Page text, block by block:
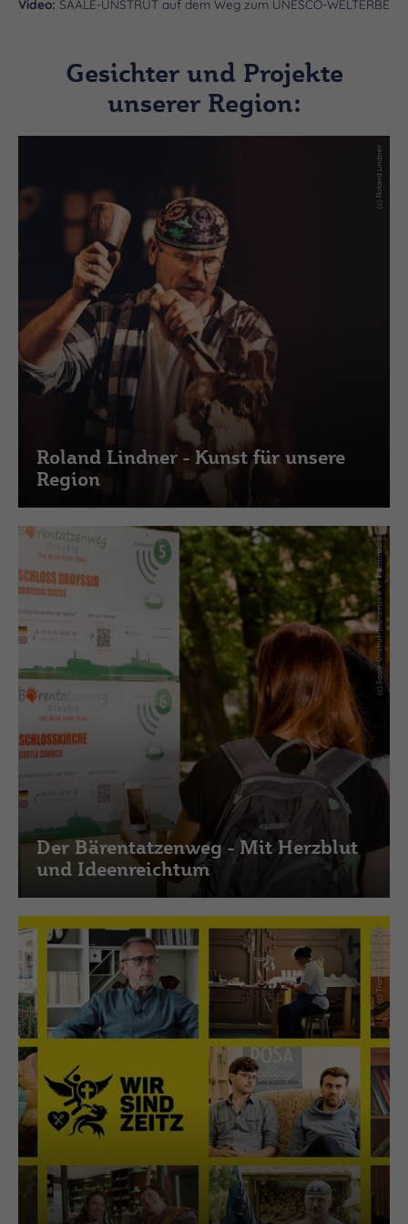
Video: SAALE-UNSTRUT auf dem Weg zum UNESCO-WELTERBE
Gesichter und Projekte
unserer Region:
(c) Roland Lindner
Roland Lindner - Kunst für unsere
Region
(c) Saale-Unstrut-Tourismus e.V., Transmedial
Der Bärentatzenweg - Mit Herzblut
und Ideenreichtum
(c) Transmedial GmbH